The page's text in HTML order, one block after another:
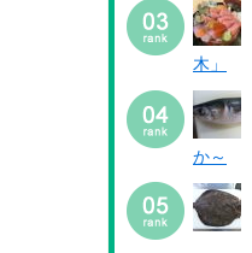
木」
か～